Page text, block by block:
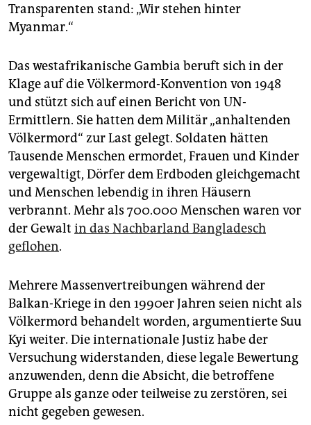
Transparenten stand: „Wir stehen hinter
Myanmar.“
Das westafrikanische Gambia beruft sich in der
Klage auf die Völkermord-Konvention von 1948
und stützt sich auf einen Bericht von UN-
Ermittlern. Sie hatten dem Militär „anhaltenden
Völkermord“ zur Last gelegt. Soldaten hätten
Tausende Menschen ermordet, Frauen und Kinder
vergewaltigt, Dörfer dem Erdboden gleichgemacht
und Menschen lebendig in ihren Häusern
verbrannt. Mehr als 700.000 Menschen waren vor
der Gewalt in das Nachbarland Bangladesch
geflohen.
Mehrere Massenvertreibungen während der
Balkan-Kriege in den 1990er Jahren seien nicht als
Völkermord behandelt worden, argumentierte Suu
Kyi weiter. Die internationale Justiz habe der
Versuchung widerstanden, diese legale Bewertung
anzuwenden, denn die Absicht, die betroffene
Gruppe als ganze oder teilweise zu zerstören, sei
nicht gegeben gewesen.